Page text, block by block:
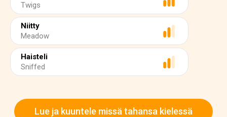
Twigs
Niitty
Meadow
Haisteli
Sniffed
Lue ja kuuntele missä tahansa kielessä